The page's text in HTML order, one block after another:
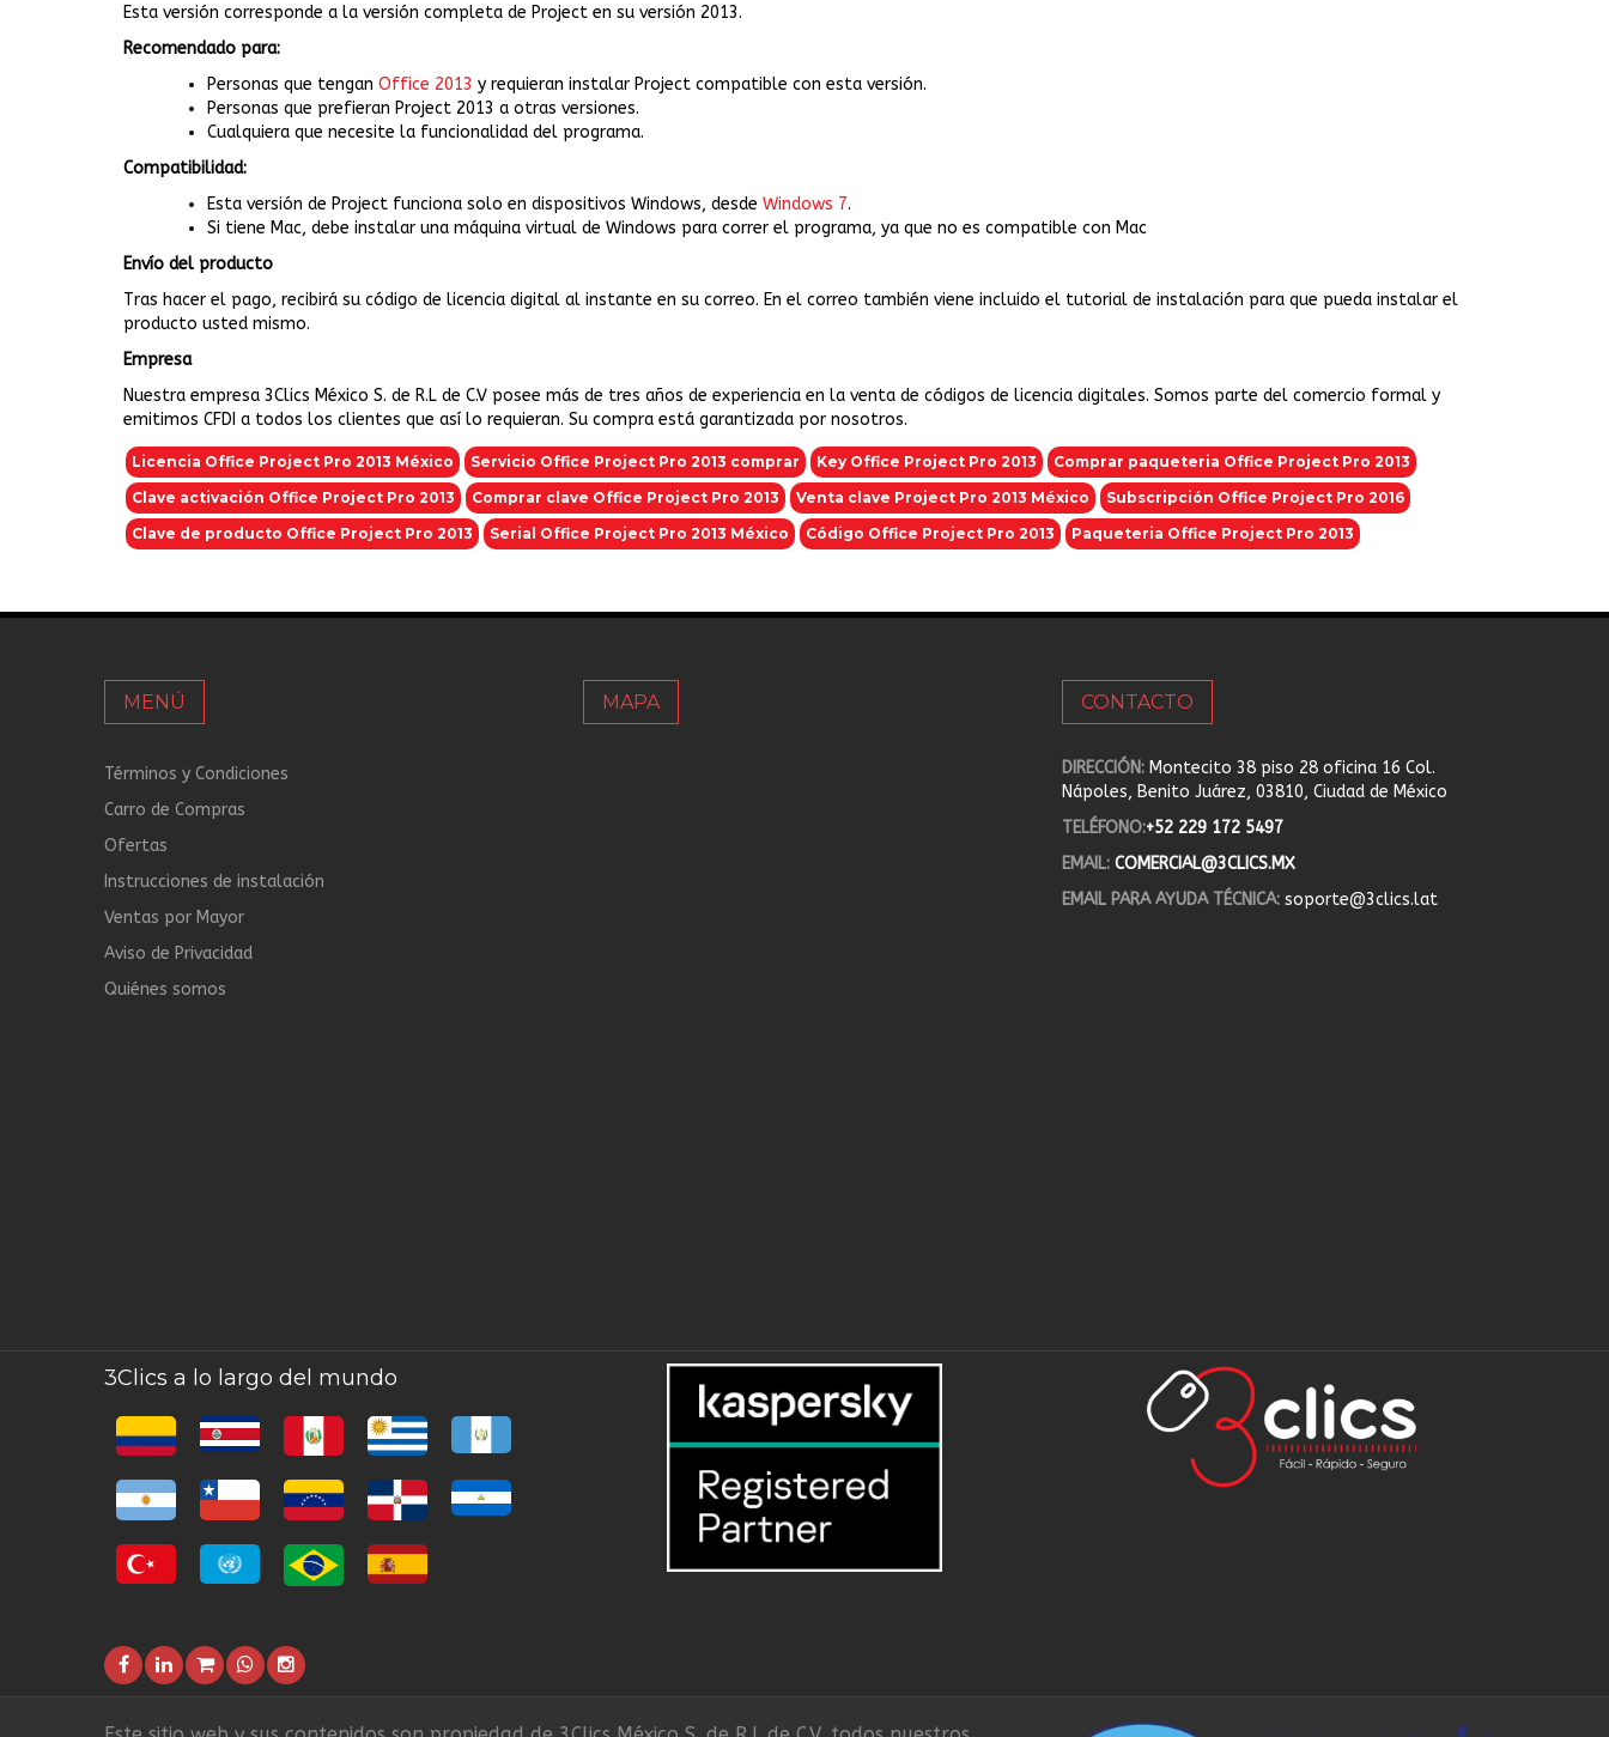
Esta versión corresponde a la versión completa de Project en su versión 2013.
Recomendado para:
Personas que tengan Office 2013 y requieran instalar Project compatible con esta versión.
Personas que prefieran Project 2013 a otras versiones.
Cualquiera que necesite la funcionalidad del programa.
Compatibilidad:
Esta versión de Project funciona solo en dispositivos Windows, desde Windows 7.
Si tiene Mac, debe instalar una máquina virtual de Windows para correr el programa, ya que no es compatible con Mac
Envío del producto
Tras hacer el pago, recibirá su código de licencia digital al instante en su correo. En el correo también viene incluido el tutorial de instalación para que pueda instalar el
producto usted mismo.
Empresa
Nuestra empresa 3Clics México S. de R.L de C.V posee más de tres años de experiencia en la venta de códigos de licencia digitales. Somos parte del comercio formal y
emitimos CFDI a todos los clientes que así lo requieran. Su compra está garantizada por nosotros.
Licencia Office Project Pro 2013 México Servicio Office Project Pro 2013 comprar Key Office Project Pro 2013
Comprar paqueteria Office Project Pro 2013
Clave activación Office Project Pro 2013
Comprar clave Office Project Pro 2013 Venta clave Project Pro 2013 México
Subscripción Office Project Pro 2016
Clave de producto Office Project Pro 2013
Serial Office Project Pro 2013 México Código Office Project Pro 2013 Paqueteria Office Project Pro 2013
MENÚ
Términos y Condiciones
Carro de Compras
Ofertas
Instrucciones de instalación
Ventas por Mayor
Aviso de Privacidad
Quiénes somos
MAPA CONTACTO
DIRECCIÓN: Montecito 38 piso 28 oficina 16 Col.
Nápoles, Benito Juárez, 03810, Ciudad de México
TELÉFONO:+52 229 172 5497
EMAIL: COMERCIAL@3CLICS.MX
EMAIL PARA AYUDA TÉCNICA: soporte@3clics.lat
3Clics a lo largo del mundo